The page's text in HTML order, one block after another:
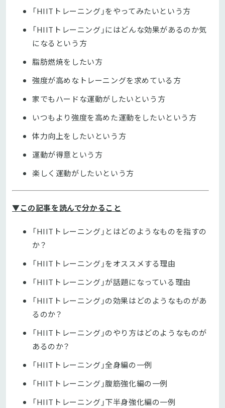
「HIITトレーニング」をやってみたいという方
「HIITトレーニング」にはどんな効果があるのか気
になるという方
脂肪燃焼をしたい方
強度が高めなトレーニングを求めている方
家でもハードな運動がしたいという方
いつもより強度を高めた運動をしたいという方
体力向上をしたいという方
運動が得意という方
楽しく運動がしたいという方
▼この記事を読んで分かること
「HIITトレーニング」とはどのようなものを指すの
か？
「HIITトレーニング」をオススメする理由
「HIITトレーニング」が話題になっている理由
「HIITトレーニング」の効果はどのようなものがあ
るのか？
「HIITトレーニング」のやり方はどのようなものが
あるのか？
「HIITトレーニング」全身編の一例
「HIITトレーニング」腹筋強化編の一例
「HIITトレーニング」下半身強化編の一例